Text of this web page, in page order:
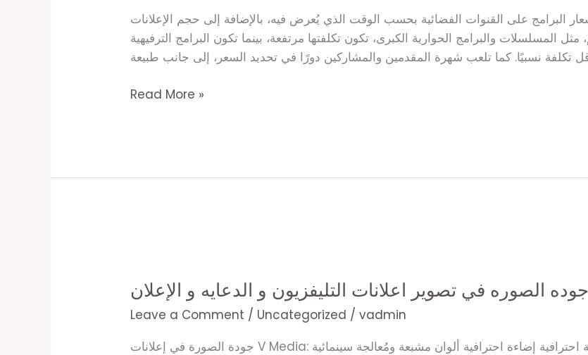
البرامج على القنوات الفضائية بحسب الوقت الذي يُعرض فيه، بالإضافة إلى حجم الإعلانات
المسلسلات والبرامج الحوارية الكبرى، تكون تكلفتها مرتفعة، بينما تكون البرامج الترفيهية
أقل تكلفة نسبيًا. كما تلعب شهرة المقدمين والمشاركين دورًا في تحديد السعر، إلى جانب طبيعة
Read More »
جوده الصوره في تصوير اعلانات التليفزيون و الدعايه و الإعلان
Leave a Comment / Uncategorized /vadmin
جودة الصورة في إعلانات V Media: تصوير بكاميرات سينمائية احترافية إضاءة احترافية ألوان مشبعة ومُعالجة سينمائية (Color Grading)
في
تصوير
التليفزيون